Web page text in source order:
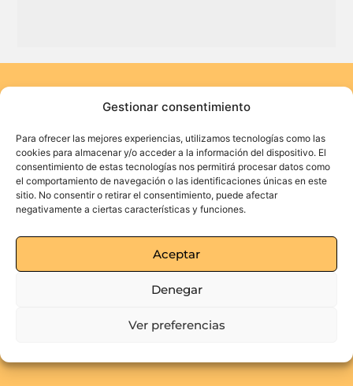
Gestionar consentimiento
Para ofrecer las mejores experiencias, utilizamos tecnologías como las
cookies para almacenar y/o acceder a la información del dispositivo. El
consentimiento de estas tecnologías nos permitirá procesar datos como
el comportamiento de navegación o las identificaciones únicas en este
sitio. No consentir o retirar el consentimiento, puede afectar
negativamente a ciertas características y funciones.
Aceptar
Denegar
Ver preferencias
Suscríbete a nuestra
newsletter
Descubre nuestras novedades y conoce una marca de
calidad.
Acepto recibir comunicaciones comerciales